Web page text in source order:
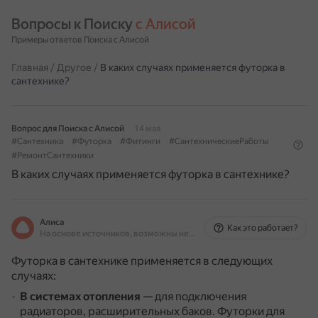
Вопросы к Поиску с Алисой
Примеры ответов Поиска с Алисой
Главная / Другое / В каких случаях применяется футорка в
сантехнике?
Вопрос для Поиска с Алисой
14 мая
#Сантехника
#Футорка #Фитинги
#СантехническиеРаботы
#РемонтСантехники
В каких случаях применяется футорка в сантехнике?
Алиса
На основе источников, возможны неточности
Как это работает?
Футорка в сантехнике применяется в следующих
случаях:
В системах отопления — для подключения
радиаторов, расширительных баков. Футорки для